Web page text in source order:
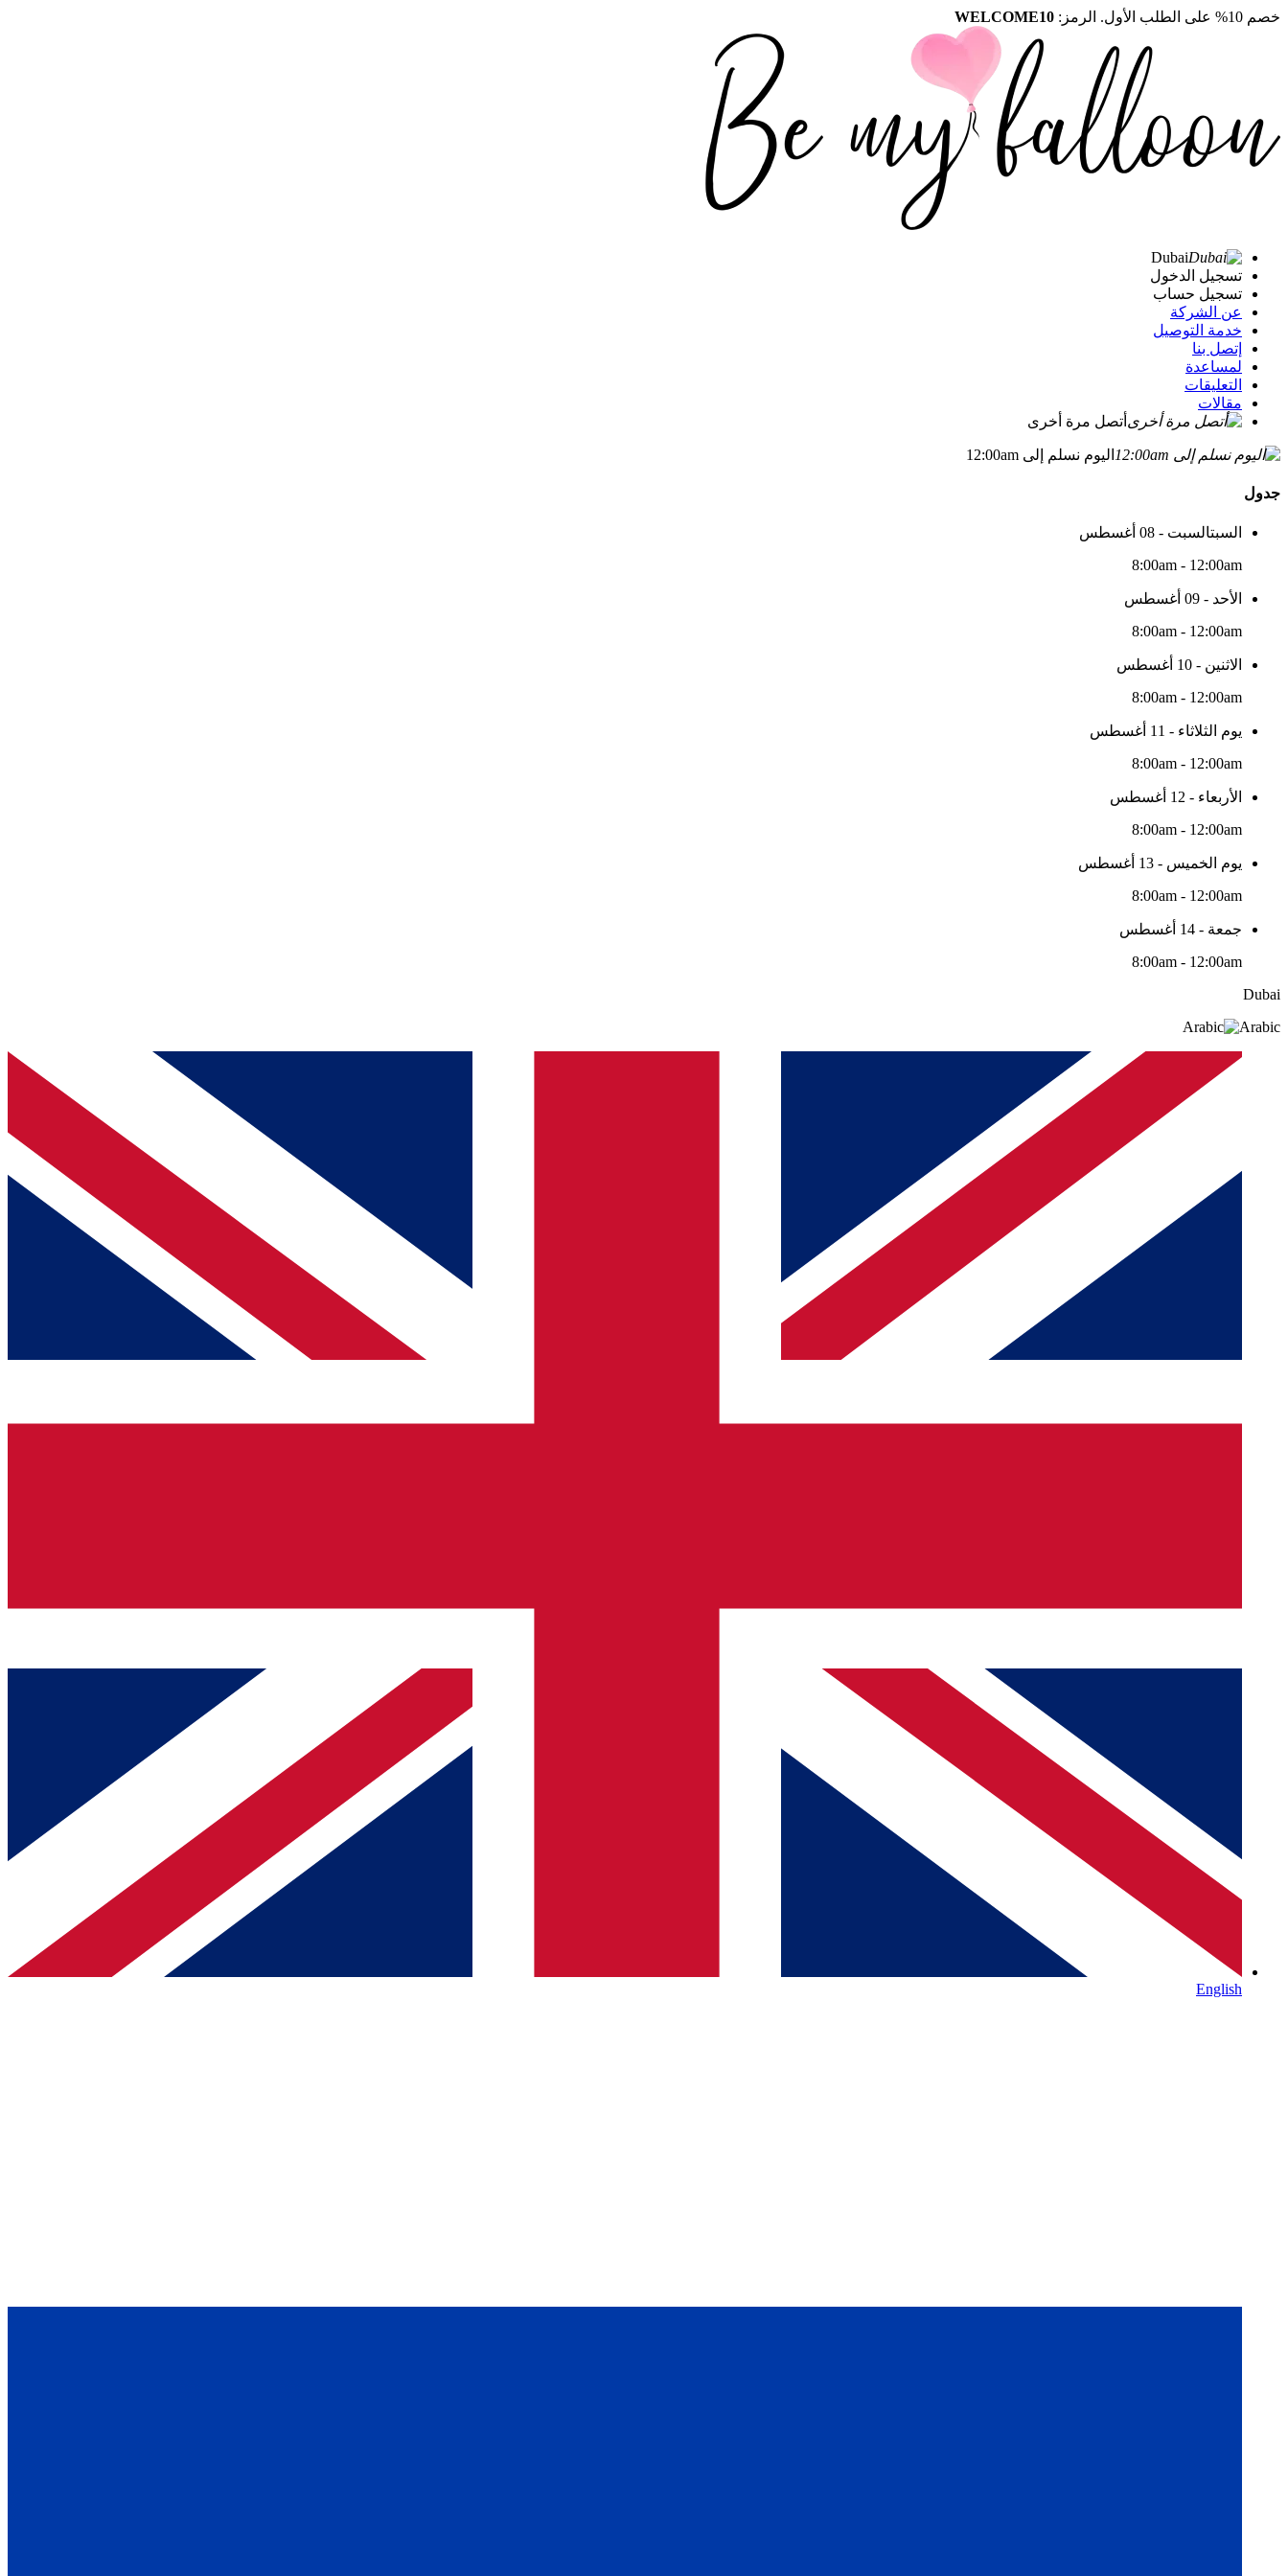
خصم 10% على الطلب الأول. الرمز: WELCOME10
Dubai
تسجيل الدخول
تسجيل حساب
عن الشركة
خدمة التوصيل
إتصل بنا
لمساعدة
التعليقات
مقالات
أتصل مرة أخرى
اليوم نسلم إلى 12:00am
جدول
السبتالسبت - 08 أغسطس
8:00am - 12:00am
الأحد - 09 أغسطس
8:00am - 12:00am
الاثنين - 10 أغسطس
8:00am - 12:00am
يوم الثلاثاء - 11 أغسطس
8:00am - 12:00am
الأربعاء - 12 أغسطس
8:00am - 12:00am
يوم الخميس - 13 أغسطس
8:00am - 12:00am
جمعة - 14 أغسطس
8:00am - 12:00am
Dubai
Arabic
English